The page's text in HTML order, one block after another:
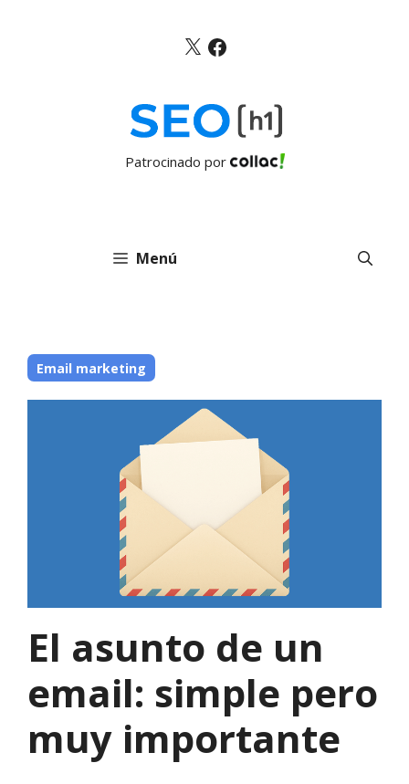
X Facebook
Patrocinado por
Menú
Email marketing
El asunto de un
email: simple pero
muy importante